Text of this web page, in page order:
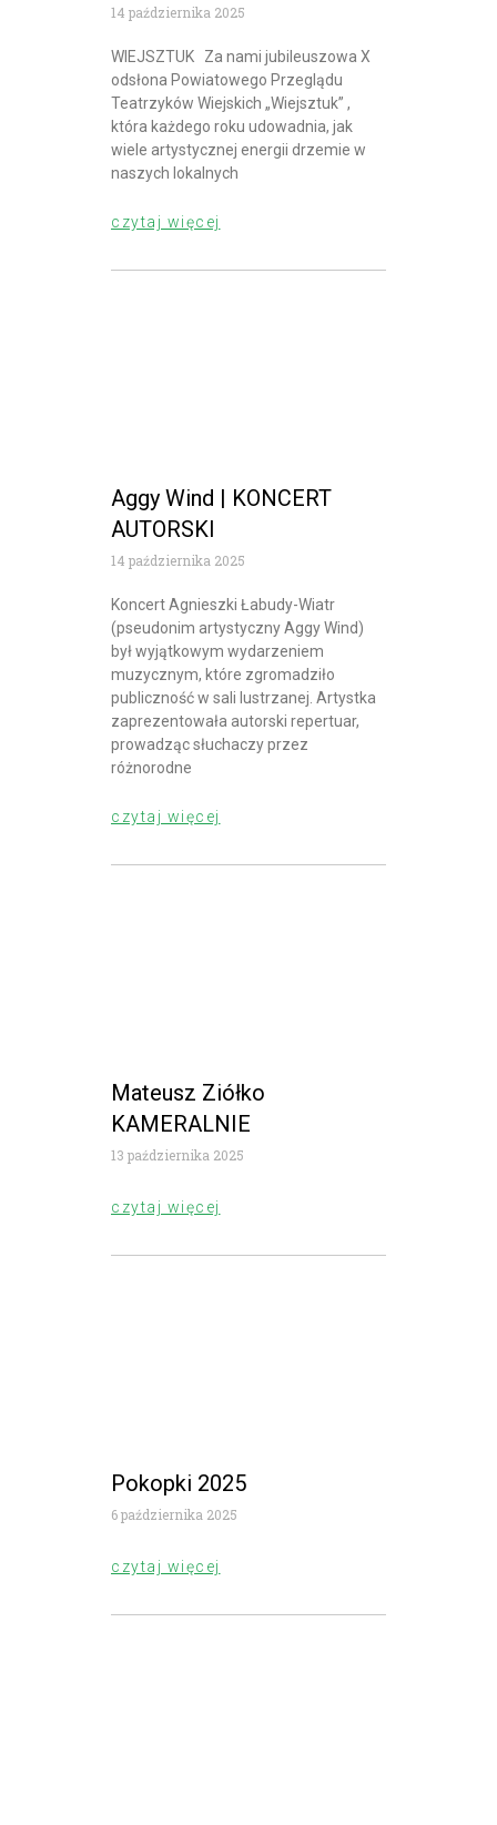
14 października 2025
WIEJSZTUK Za nami jubileuszowa X
odsłona Powiatowego Przeglądu
Teatrzyków Wiejskich „Wiejsztuk” ,
która każdego roku udowadnia, jak
wiele artystycznej energii drzemie w
naszych lokalnych
czytaj więcej
Aggy Wind | KONCERT
AUTORSKI
14 października 2025
Koncert Agnieszki Łabudy-Wiatr
(pseudonim artystyczny Aggy Wind)
był wyjątkowym wydarzeniem
muzycznym, które zgromadziło
publiczność w sali lustrzanej. Artystka
zaprezentowała autorski repertuar,
prowadząc słuchaczy przez
różnorodne
czytaj więcej
Mateusz Ziółko
KAMERALNIE
13 października 2025
czytaj więcej
Pokopki 2025
6 października 2025
czytaj więcej